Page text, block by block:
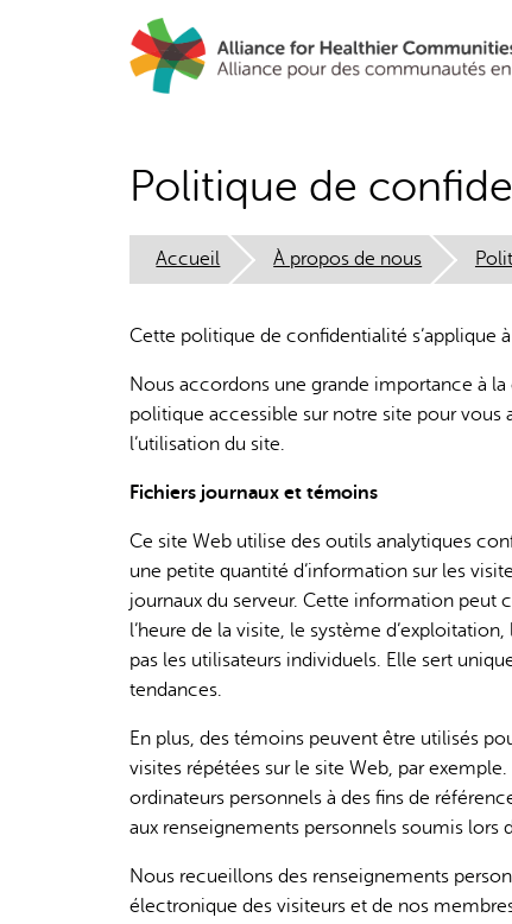
Politique de
Accueil À propos de nous
Cette politique de confidentialité s’applique
Nous accordons une grande importance à
politique accessible sur notre site pour
l’utilisation du site.
Fichiers journaux et témoins
Ce site Web utilise des outils analytiques
une petite quantité d’information sur les
journaux du serveur. Cette information peut
l’heure de la visite, le système
pas les utilisateurs individuels. Elle sert
tendances.
En plus, des témoins peuvent être utilisés
visites répétées sur le site Web, par
ordinateurs personnels à des fins de
aux renseignements personnels soumis lors
Nous recueillons des renseignements
électronique des visiteurs et de nos